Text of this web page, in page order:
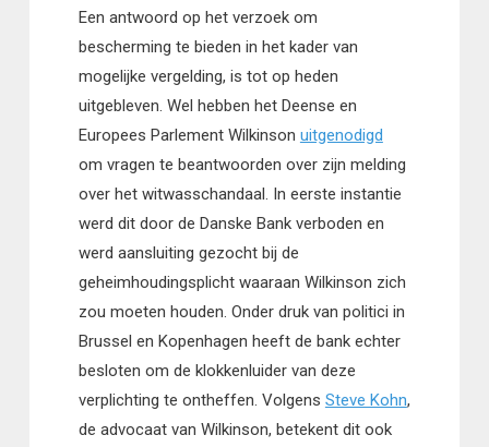
Een antwoord op het verzoek om
bescherming te bieden in het kader van
mogelijke vergelding, is tot op heden
uitgebleven. Wel hebben het Deense en
Europees Parlement Wilkinson uitgenodigd
om vragen te beantwoorden over zijn melding
over het witwasschandaal. In eerste instantie
werd dit door de Danske Bank verboden en
werd aansluiting gezocht bij de
geheimhoudingsplicht waaraan Wilkinson zich
zou moeten houden. Onder druk van politici in
Brussel en Kopenhagen heeft de bank echter
besloten om de klokkenluider van deze
verplichting te ontheffen. Volgens Steve Kohn,
de advocaat van Wilkinson, betekent dit ook